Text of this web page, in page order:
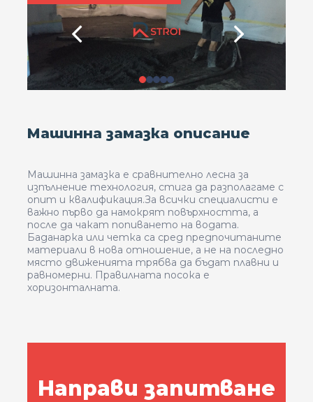
Машинна замазка описание
Машинна замазка е сравнително лесна за
изпълнение технология, стига да разполагаме с
опит и квалификация.За всички специалисти е
важно първо да намокрят повърхността, а
после да чакат попиването на водата.
Баданарка или четка са сред предпочитаните
материали в нова отношение, а не на последно
място движенията трябва да бъдат плавни и
равномерни. Правилната посока е
хоризонталната.
Направи запитване